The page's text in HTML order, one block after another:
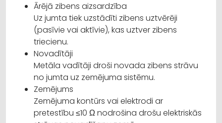
Ārējā zibens aizsardzība
Uz jumta tiek uzstādīti zibens uztvērēji
(pasīvie vai aktīvie), kas uztver zibens
triecienu.
Novadītāji
Metāla vadītāji droši novada zibens strāvu
no jumta uz zemējuma sistēmu.
Zemējums
Zemējuma kontūrs vai elektrodi ar
pretestību ≤10 Ω nodrošina drošu elektriskās